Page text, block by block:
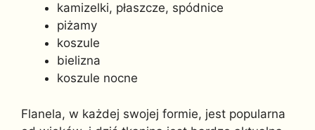
kamizelki, płaszcze, spódnice
piżamy
koszule
bielizna
koszule nocne
Flanela, w każdej swojej formie, jest popularna